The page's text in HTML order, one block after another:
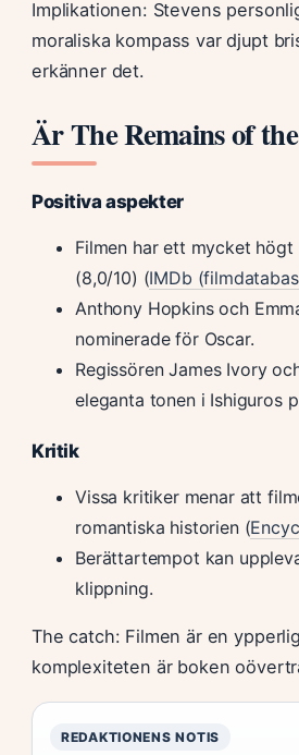
Implikationen: Stevens
moraliska kompass var djupt
erkänner det.
Är The Remains of
Positiva aspekter
Filmen har ett mycket
(8,0/10) (IMDb
Anthony Hopkins och
nominerade för Oscar.
Regissören James Ivory
eleganta tonen i Ishiguros
Kritik
Vissa kritiker menar att
romantiska historien (
Berättartempot kan
klippning.
The catch: Filmen är en
komplexiteten är boken
REDAKTIONENS NOTIS